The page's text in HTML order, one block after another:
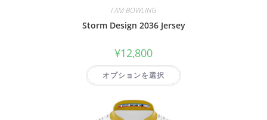
I AM BOWLING
Storm Design 2036 Jersey
¥12,800
オプションを選択